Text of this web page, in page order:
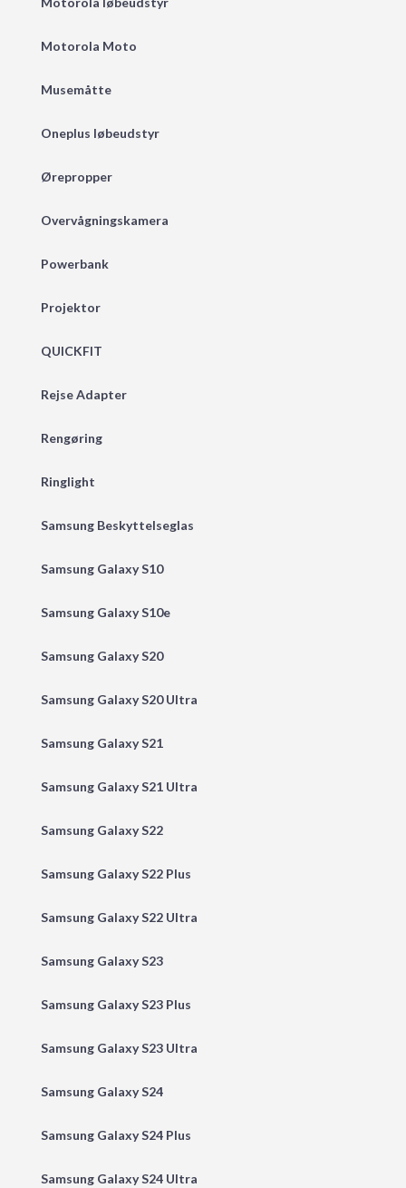
Motorola Moto
Musemåtte
Oneplus løbeudstyr
Ørepropper
Overvågningskamera
Powerbank
Projektor
QUICKFIT
Rejse Adapter
Rengøring
Ringlight
Samsung Beskyttelseglas
Samsung Galaxy S10
Samsung Galaxy S10e
Samsung Galaxy S20
Samsung Galaxy S20 Ultra
Samsung Galaxy S21
Samsung Galaxy S21 Ultra
Samsung Galaxy S22
Samsung Galaxy S22 Plus
Samsung Galaxy S22 Ultra
Samsung Galaxy S23
Samsung Galaxy S23 Plus
Samsung Galaxy S23 Ultra
Samsung Galaxy S24
Samsung Galaxy S24 Plus
Samsung Galaxy S24 Ultra